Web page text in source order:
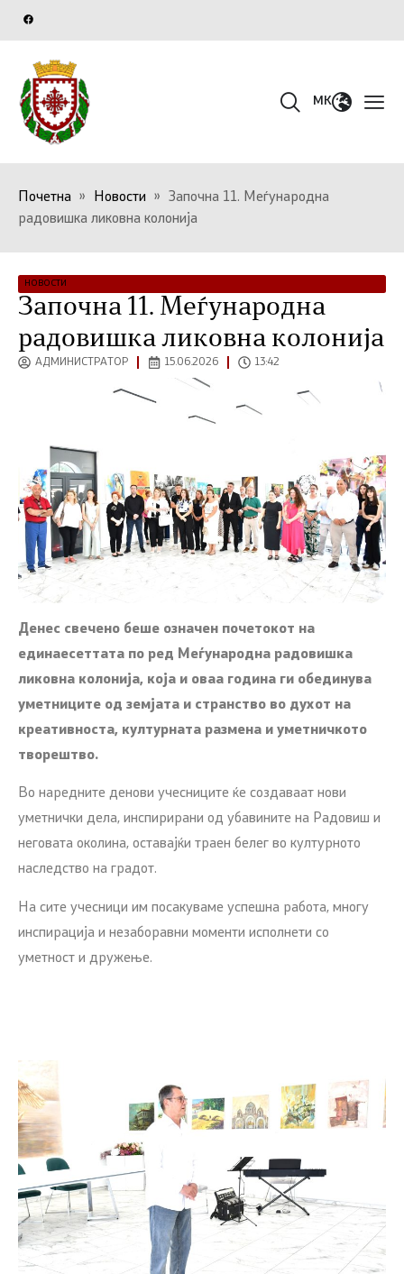
MK
Почетна » Новости »
Започна 11. Меѓународна
радовишка ликовна колонија
НОВОСТИ
Започна 11. Меѓународна
радовишка ликовна колонија
АДМИНИСТРАТОР 15.06.2026 13:42
Денес свечено беше означен почетокот на
единаесеттата по ред Меѓународна радовишка
ликовна колонија, која и оваа година ги обединува
уметниците од земјата и странство во духот на
креативноста, културната размена и уметничкото
творештво.
Во наредните денови учесниците ќе создаваат нови
уметнички дела, инспирирани од убавините на Радовиш и
неговата околина, оставајќи траен белег во културното
наследство на градот.
На сите учесници им посакуваме успешна работа, многу
инспирација и незаборавни моменти исполнети со
уметност и дружење.